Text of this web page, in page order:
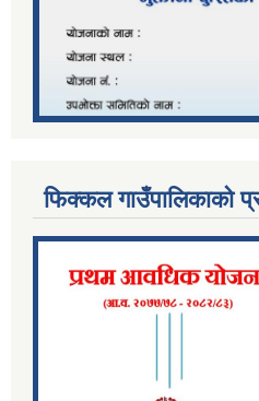
फिक्कल गाउँपालिकाको